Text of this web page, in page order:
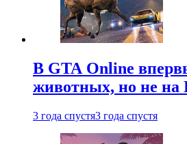
В GTA Online
животных, но не
3 года спустя3 года спустя